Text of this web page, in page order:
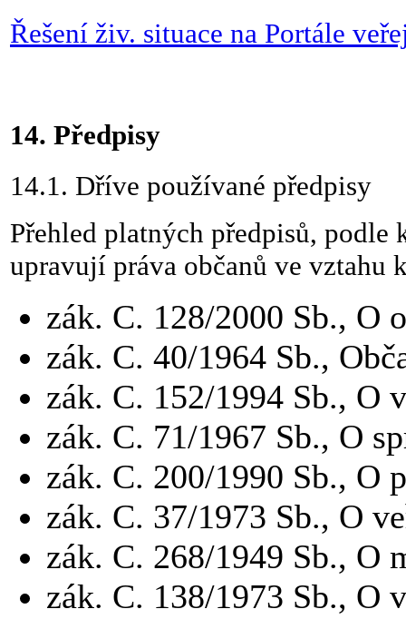
Řešení živ. situace na Portále
14. Předpisy
14.1. Dříve používané předpisy
Přehled platných předpisů,
upravují práva občanů ve vztahu
zák. C. 128/2000 Sb., O
zák. C. 40/1964 Sb.,
zák. C. 152/1994 Sb., O
zák. C. 71/1967 Sb., O
zák. C. 200/1990 Sb., O
zák. C. 37/1973 Sb., O
zák. C. 268/1949 Sb., O
zák. C. 138/1973 Sb., O